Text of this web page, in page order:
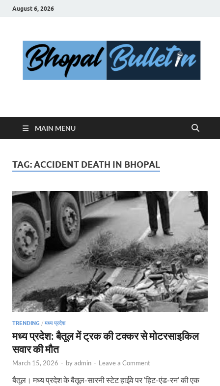
August 6, 2026
Bhopal Bulletin
MAIN MENU
TAG:ACCIDENT DEATH IN BHOPAL
TRENDING / मध्य प्रदेश
मध्य प्रदेश: बैतूल में ट्रक की टक्कर से मोटरसाइकिल
सवार की मौत
March 15, 2026 - byadmin - Leave a Comment
बैतूल। मध्य प्रदेश के बैतूल-सारनी स्टेट हाईवे पर ‘हिट-एंड-रन’ की एक